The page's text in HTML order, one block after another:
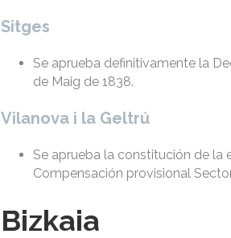
Sitges
Se aprueba definitivamente la
de Maig de 1838.
Vilanova i la Geltrú
Se aprueba la constitución de la
Compensación provisional
Bizkaia